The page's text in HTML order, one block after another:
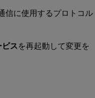
信に使用するプロトコル
ス を再起動して変更を